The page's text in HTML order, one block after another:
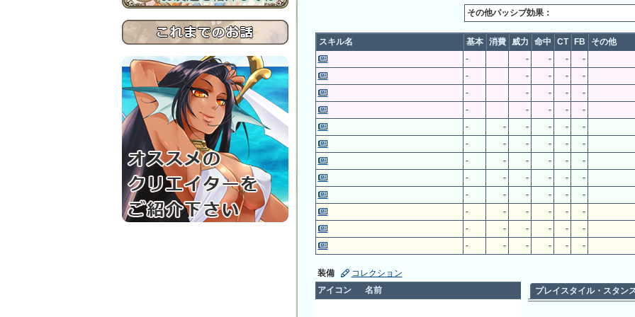
その他パッシブ効果：
スキル名 基本 消費 威力 命中 CT FB
その他
-
- - -
-
-
- - -
-
-
- - -
-
-
- - -
-
-
- - - -
-
-
- - - -
-
-
- - - -
-
-
- - - -
-
-
- - - -
-
-
- - - -
-
-
- - - -
-
-
- - - - -
装備
コレクション
アイコン
名前 プレイスタイル・スタン